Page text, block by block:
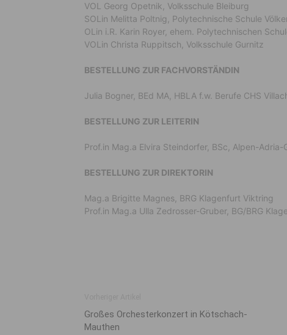
VOL Georg Opetnik, Volksschule Bleiburg
SOLin Melitta Poltnig, Polytechnische Schule
OLin i.R. Karin Royer, ehem. Polytechnischen
VOLin Christa Ruppitsch, Volksschule Gurnitz
BESTELLUNG ZUR FACHVORSTÄNDIN
Julia Bogner, BEd MA, HBLA f.w. Berufe CHS
BESTELLUNG ZUR LEITERIN
Prof.in Mag.a Elvira Steindorfer, BSc, Alpen-Adria-
BESTELLUNG ZUR DIREKTORIN
Mag.a Brigitte Magnes, BRG Klagenfurt Viktring
Prof.in Mag.a Ulla Zedrosser-Gruber, BG/BRG
Großes Orchesterkonzert in Kötschach-
Mauthen